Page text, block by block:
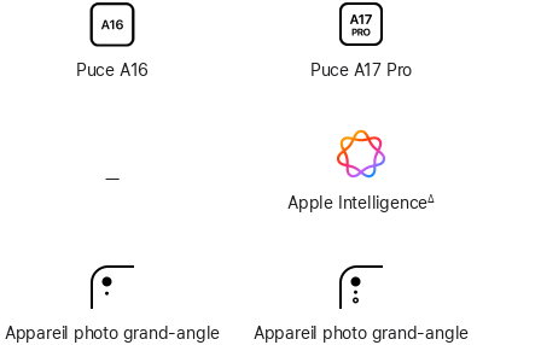
verre
d’écran
nano-
Puce A16
—Pas
Appareil photo grand‑angle
verre
d’écran
nano-
Puce A17 Pro
Apple Intelligence∆
Appareil photo grand‑angle